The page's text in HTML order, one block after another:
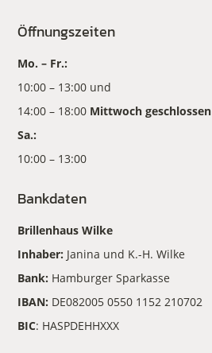
Öffnungszeiten
Mo. – Fr.:
10:00 – 13:00 und
14:00 – 18:00 Mittwoch geschlossen
Sa.:
10:00 – 13:00
Bankdaten
Brillenhaus Wilke
Inhaber: Janina und K.-H. Wilke
Bank: Hamburger Sparkasse
IBAN: DE082005 0550 1152 210702
BIC: HASPDEHHXXX